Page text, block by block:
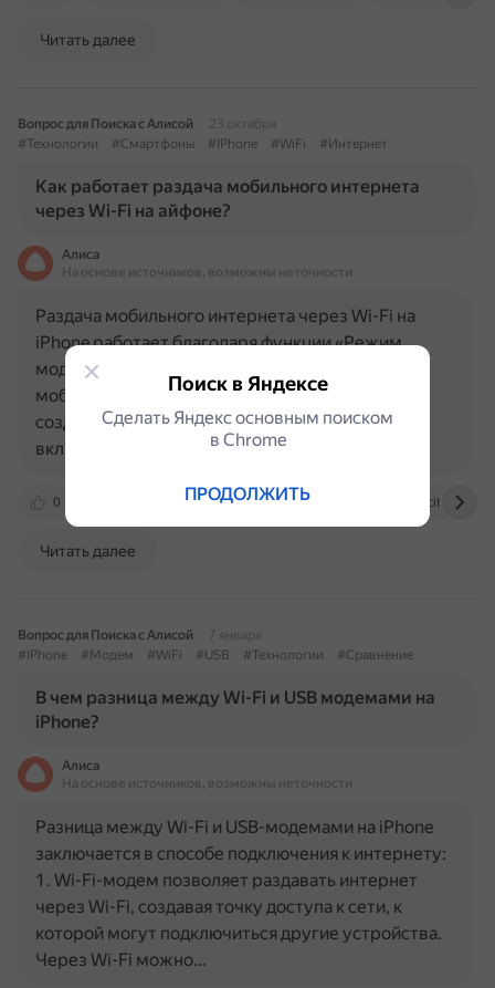
Читать далее
Вопрос для Поиска с Алисой
23 октября
#Технологии
#Смартфоны #IPhone #WiFi #Интернет
Как работает раздача мобильного интернета
через Wi-Fi на айфоне?
Алиса
На основе источников, возможны неточности
0 moskva.beeline.ru lenta.ru journal.citilink.ru
Раздача мобильного интернета через Wi-Fi на
iPhone работает благодаря функции «Режим
модема». В этом режиме смартфон использует
мобильное соединение (3G, 4G, LTE или 5G) для
создания беспроводной сети Wi-Fi. Чтобы
включить функцию, нужно: 1…
Читать далее
Вопрос для Поиска с Алисой
7 января
#IPhone
#Модем #WiFi #USB #Технологии #Сравнение
В чем разница между Wi-Fi и USB модемами на
iPhone?
Алиса
На основе источников, возможны неточности
Разница между Wi-Fi и USB-модемами на iPhone
заключается в способе подключения к интернету:
1. Wi-Fi-модем позволяет раздавать интернет
через Wi-Fi, создавая точку доступа к сети, к
которой могут подключиться другие устройства.
Через Wi-Fi можно…
Поиск в Яндексе
Сделать Яндекс основным поиском
в Сhrome
ПРОДОЛЖИТЬ